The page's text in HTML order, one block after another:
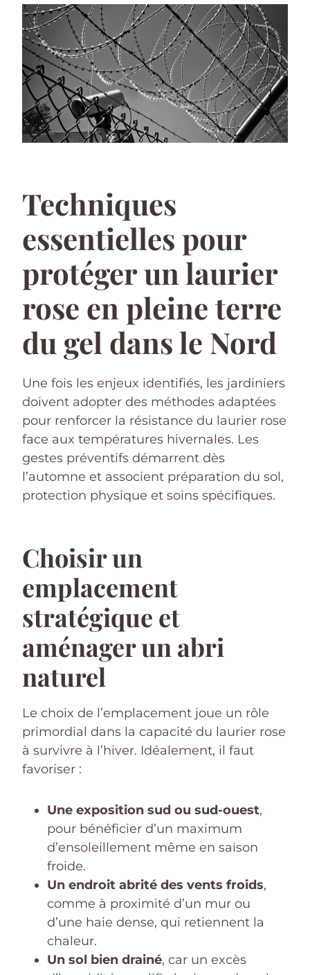
Techniques
essentielles pour
protéger un laurier
rose en pleine terre
du gel dans le Nord
Une fois les enjeux identifiés, les jardiniers
doivent adopter des méthodes adaptées
pour renforcer la résistance du laurier rose
face aux températures hivernales. Les
gestes préventifs démarrent dès
l’automne et associent préparation du sol,
protection physique et soins spécifiques.
Choisir un
emplacement
stratégique et
aménager un abri
naturel
Le choix de l’emplacement joue un rôle
primordial dans la capacité du laurier rose
à survivre à l’hiver. Idéalement, il faut
favoriser :
Une exposition sud ou sud-ouest,
pour bénéficier d’un maximum
d’ensoleillement même en saison
froide.
Un endroit abrité des vents froids,
comme à proximité d’un mur ou
d’une haie dense, qui retiennent la
chaleur.
Un sol bien drainé, car un excès